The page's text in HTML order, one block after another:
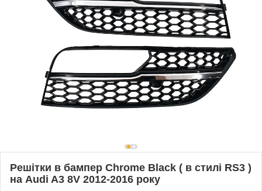
Решітки в бампер Chrome Black ( в стилі RS3 )
на Audi A3 8V 2012-2016 року